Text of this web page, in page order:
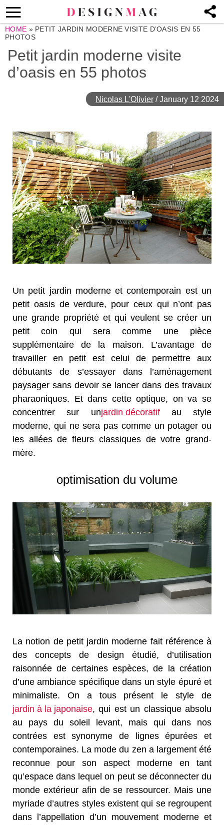
HOME » PETIT JARDIN MODERNE VISITE D’OASIS EN 55
PHOTOS
Petit jardin moderne visite
d’oasis en 55 photos
Nicolas L'Olivier /January 12 2024
Un petit jardin moderne et contemporain est un
petit oasis de verdure, pour ceux qui n’ont pas
une grande propriété et qui veulent se créer un
petit coin qui sera comme une pièce
supplémentaire de la maison. L’avantage de
travailler en petit est celui de permettre aux
débutants de s’essayer dans l’aménagement
paysager sans devoir se lancer dans des travaux
pharaoniques. Et dans cette optique, on va se
concentrer sur unjardin décoratifau style
moderne, qui ne sera pas comme un potager ou
les allées de fleurs classiques de votre grand-
mère.
optimisation du volume
La notion de petit jardin moderne fait référence à
des concepts de design étudié, d’utilisation
raisonnée de certaines espèces, de la création
d’une ambiance spécifique dans un style épuré et
minimaliste. On a tous présent le style de
jardin à la japonaise, qui est un classique absolu
au pays du soleil levant, mais qui dans nos
contrées est synonyme de lignes épurées et
contemporaines. La mode du zen a largement été
reconnue pour son aspect moderne en tant
qu’espace dans lequel on peut se déconnecter du
monde extérieur afin de se ressourcer. Mais une
myriade d’autres styles existent qui se regroupent
dans l’appellation d’un mouvement moderne et